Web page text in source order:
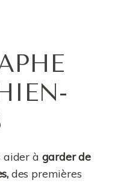
aider à garder de
des premières